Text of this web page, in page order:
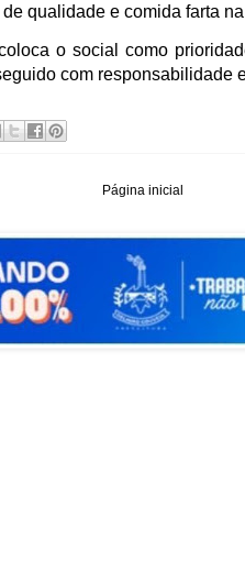
qualidade e comida farta na
o social como
com responsabilidade
Página inicial